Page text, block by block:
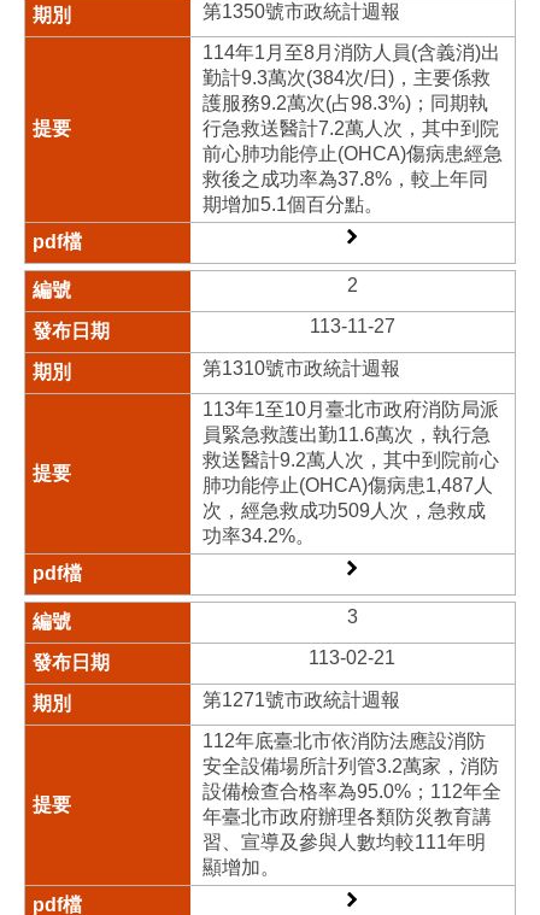
第1350號市政統計週報
114年1月至8月消防人員(含義消)出
勤計9.3萬次(384次/日)，主要係救
護服務9.2萬次(占98.3%)；同期執
行急救送醫計7.2萬人次，其中到院
前心肺功能停止(OHCA)傷病患經急
救後之成功率為37.8%，較上年同
期增加5.1個百分點。
2
113-11-27
第1310號市政統計週報
113年1至10月臺北市政府消防局派
員緊急救護出勤11.6萬次，執行急
救送醫計9.2萬人次，其中到院前心
肺功能停止(OHCA)傷病患1,487人
次，經急救成功509人次，急救成
功率34.2%。
3
113-02-21
第1271號市政統計週報
112年底臺北市依消防法應設消防
安全設備場所計列管3.2萬家，消防
設備檢查合格率為95.0%；112年全
年臺北市政府辦理各類防災教育講
習、宣導及參與人數均較111年明
顯增加。